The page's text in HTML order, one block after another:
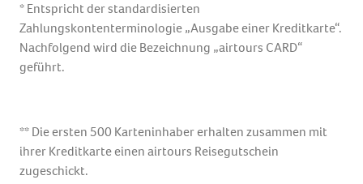
* Entspricht der standardisierten
Zahlungskontenterminologie „Ausgabe einer Kreditkarte“.
Nachfolgend wird die Bezeichnung „airtours CARD“
geführt.
** Die ersten 500 Karteninhaber erhalten zusammen mit
ihrer Kreditkarte einen airtours Reisegutschein
zugeschickt.